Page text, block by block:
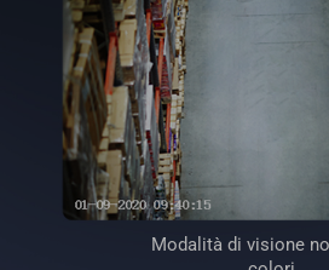
Modalità di visione